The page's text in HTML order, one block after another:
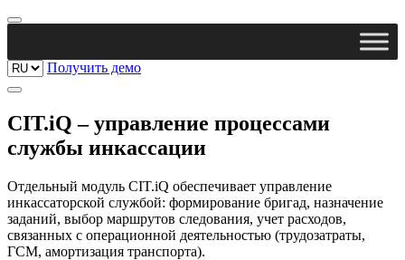
Получить демо
CIT.iQ – управление процессами
службы инкассации
Отдельный модуль CIT.iQ обеспечивает управление
инкассаторской службой: формирование бригад, назначение
заданий, выбор маршрутов следования, учет расходов,
связанных с операционной деятельностью (трудозатраты,
ГСМ, амортизация транспорта).